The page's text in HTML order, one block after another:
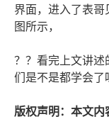
界面，进入了表
图所示，
？？看完上文讲述
们是不是都学会了
版权声明：本文